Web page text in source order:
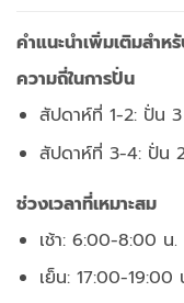
คำแนะนำเพิ่มเติมสำห
ความถี่ในการปั่น
สัปดาห์ที่ 1-2: ปั่น
สัปดาห์ที่ 3-4: ปั่น
ช่วงเวลาที่เหมาะสม
เช้า: 6:00-8:00 น.
เย็น: 17:00-19:00